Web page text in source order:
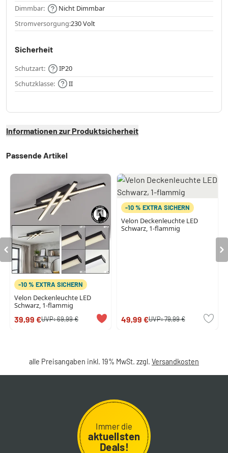
Dimmbar:
Nicht Dimmbar
Stromversorgung:230 Volt
Sicherheit
Schutzart:
IP20
Schutzklasse:
II
Informationen zur Produktsicherheit
Passende Artikel
-10 % EXTRA SICHERN
Velon Deckenleuchte LED
Schwarz, 1-flammig
39,99 €UVP:69,99 €
-10 % EXTRA SICHERN
Velon Deckenleuchte LED
Schwarz, 1-flammig
49,99 €UVP:79,99 €
alle Preisangaben inkl. 19% MwSt. zzgl. Versandkosten
Immer die
aktuellsten
Deals!